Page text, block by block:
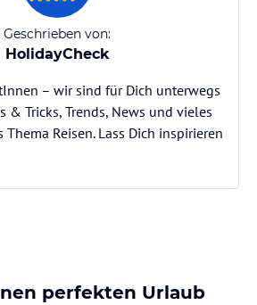
Geschrieben von:
HolidayCheck
– wir sind für Dich unterwegs
& Tricks, Trends, News und vieles
Reisen. Lass Dich inspirieren
perfekten Urlaub